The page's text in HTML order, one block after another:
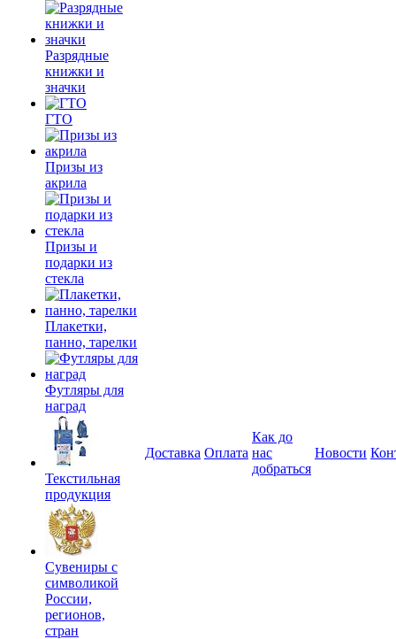
Разрядные
книжки и
значки
ГТО
Призы из
акрила
Призы и
подарки из
стекла
Плакетки,
панно, тарелки
Футляры для
наград
Текстильная
продукция
Сувениры с
символикой
России,
регионов,
стран
Доставка Оплата
Как до
нас
добраться
Новости